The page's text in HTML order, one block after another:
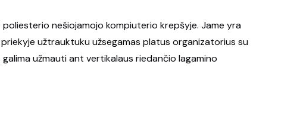
nešiojamojo kompiuterio krepšyje. Jame yra
užtrauktuku užsegamas platus organizatorius su
užmauti ant vertikalaus riedančio lagamino